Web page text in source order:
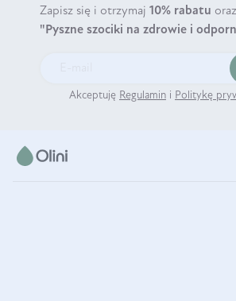
Zapisz się i otrzymaj 10% rabatu
"Pyszne szociki na zdrowie i
Akceptuję Regulamin i Politykę